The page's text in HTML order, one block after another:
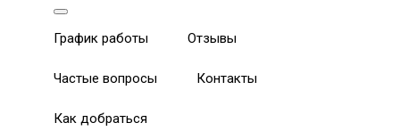
График работы Отзывы
Частые вопросы Контакты
Как добраться